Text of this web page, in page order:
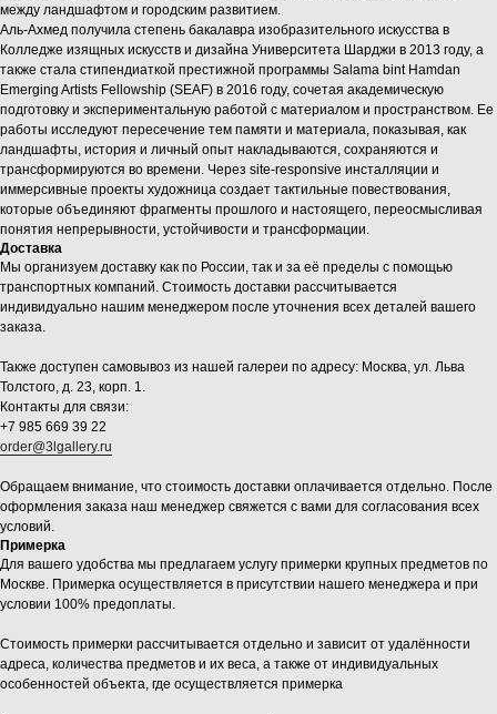
между ландшафтом и городским развитием.
Аль-Ахмед получила степень бакалавра изобразительного искусства в
Колледже изящных искусств и дизайна Университета Шарджи в 2013 году, а
также стала стипендиаткой престижной программы Salama bint Hamdan
Emerging Artists Fellowship (SEAF) в 2016 году, сочетая академическую
подготовку и экспериментальную работой с материалом и пространством. Ее
работы исследуют пересечение тем памяти и материала, показывая, как
ландшафты, история и личный опыт накладываются, сохраняются и
трансформируются во времени. Через site-responsive инсталляции и
иммерсивные проекты художница создает тактильные повествования,
которые объединяют фрагменты прошлого и настоящего, переосмысливая
понятия непрерывности, устойчивости и трансформации.
Доставка
Мы организуем доставку как по России, так и за её пределы с помощью
транспортных компаний. Стоимость доставки рассчитывается
индивидуально нашим менеджером после уточнения всех деталей вашего
заказа.
Также доступен самовывоз из нашей галереи по адресу: Москва, ул. Льва
Толстого, д. 23, корп. 1.
Контакты для связи:
+7 985 669 39 22
order@3lgallery.ru
Обращаем внимание, что стоимость доставки оплачивается отдельно. После
оформления заказа наш менеджер свяжется с вами для согласования всех
условий.
Примерка
Для вашего удобства мы предлагаем услугу примерки крупных предметов по
Москве. Примерка осуществляется в присутствии нашего менеджера и при
условии 100% предоплаты.
Стоимость примерки рассчитывается отдельно и зависит от удалённости
адреса, количества предметов и их веса, а также от индивидуальных
особенностей объекта, где осуществляется примерка